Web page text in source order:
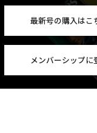
最新号の購入はこ
メンバーシップに